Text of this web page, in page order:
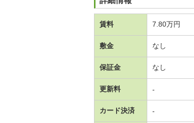
賃料 7.80万円
敷金 なし
保証金 なし
更新料 -
カード決済 -